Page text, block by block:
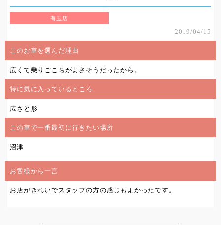
有玉店
2019/04/15
このお車を選んだ理由
広くて乗りごこちがよさそうだったから。
特に気に入っているところ
広さと形
この車で一番最初に行きたい場所
沼津
お客様から一言
お店がきれいでスタッフの方の感じもよかったです。